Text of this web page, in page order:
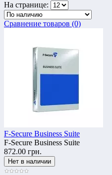
На странице:
Сравнение товаров (0)
F-Secure Business Suite
F-Secure Business Suite
872.00 грн.